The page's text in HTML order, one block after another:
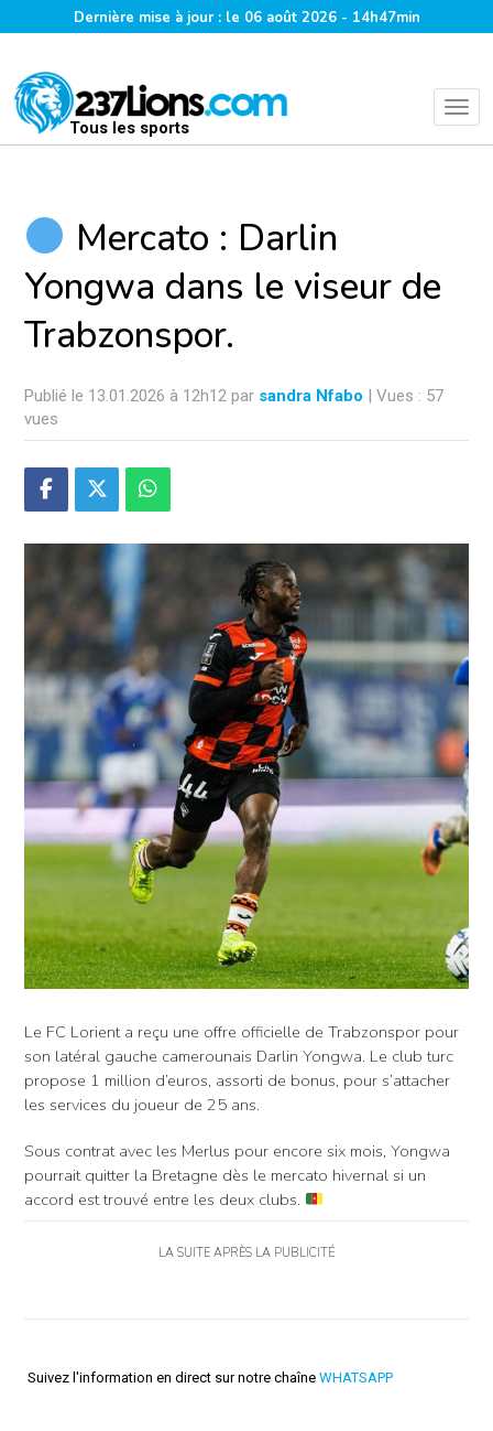
Dernière mise à jour : le 06 août 2026 - 14h47min
Tous les sports
Mercato : Darlin
Yongwa dans le viseur de
Trabzonspor.
Publié le 13.01.2026 à 12h12 par sandra Nfabo | Vues : 57
vues
Le FC Lorient a reçu une offre officielle de Trabzonspor pour
son latéral gauche camerounais Darlin Yongwa. Le club turc
propose 1 million d’euros, assorti de bonus, pour s’attacher
les services du joueur de 25 ans.
Sous contrat avec les Merlus pour encore six mois, Yongwa
pourrait quitter la Bretagne dès le mercato hivernal si un
accord est trouvé entre les deux clubs.
LA SUITE APRÈS LA PUBLICITÉ
Suivez l'information en direct sur notre chaîne WHATSAPP